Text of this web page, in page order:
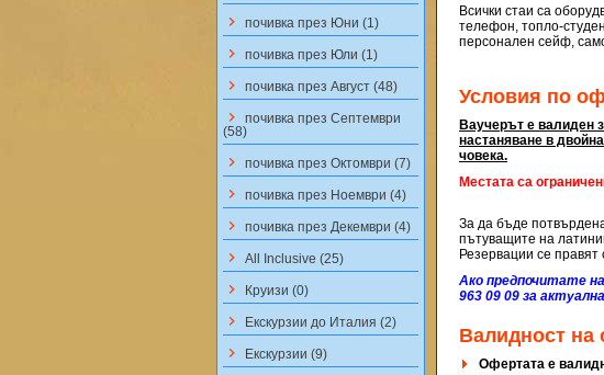
Всички стаи са
телефон, топло-
персонален сейф,
Условия по
Ваучерът е валиден
настаняване в
човека.
Местата са
За да бъде
пътуващите на
Резервации се правят
Ако предпочитате
963 09 09 за
Валидност на
Офертата е
keyboard_arrow_right почивка през Юни (1)
keyboard_arrow_right почивка през Юли (1)
keyboard_arrow_right почивка през Август (48)
keyboard_arrow_right почивка през Септември
(58)
keyboard_arrow_right почивка през Октомври (7)
keyboard_arrow_right почивка през Ноември (4)
keyboard_arrow_right почивка през Декември (4)
keyboard_arrow_right All Inclusive (25)
keyboard_arrow_right Круизи (0)
keyboard_arrow_right Екскурзии до Италия (2)
keyboard_arrow_right Екскурзии (9)